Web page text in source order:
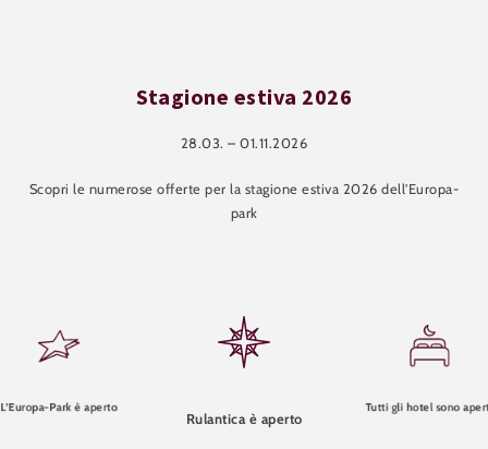
Stagione estiva 2026
28.03. – 01.11.2026
Scopri le numerose offerte per la stagione estiva 2026 dell'Europa-
park
L’Europa-Park è aperto
Rulantica è aperto
Tutti gli hotel sono